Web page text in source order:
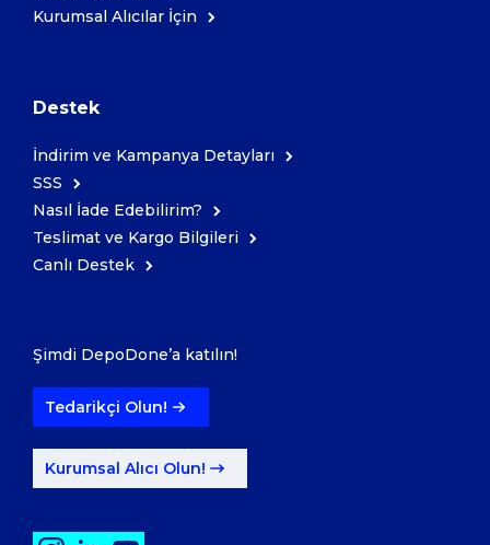
Kurumsal Alıcılar İçin
Destek
İndirim ve Kampanya Detayları
SSS
Nasıl İade Edebilirim?
Teslimat ve Kargo Bilgileri
Canlı Destek
Şimdi DepoDone’a katılın!
Tedarikçi Olun!
Kurumsal Alıcı Olun!